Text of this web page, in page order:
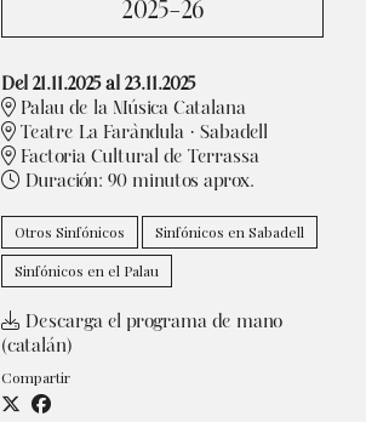
2025-26
Del 21.11.2025al 23.11.2025
Palau de la Música Catalana
Teatre La Faràndula · Sabadell
Factoria Cultural de Terrassa
Duración: 90 minutos aprox.
Otros Sinfónicos
Sinfónicos en Sabadell
Sinfónicos en el Palau
Descarga el programa de mano
(catalán)
Compartir